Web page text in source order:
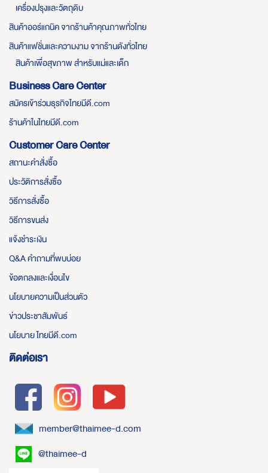
เครื่องปรุงและวัตถุดิบ
สินค้าออร์แกนิค จากร้านค้าคุณภาพทั่วไทย
สินค้าแฟชั่นและความงาม จากร้านดังทั่วไทย
สินค้าเพื่อสุขภาพ สำหรับแม่และเด็ก
Business Care Center
สมัครเข้าร่วมธุรกิจไทยมีดี.com
ร้านค้าในไทยมีดี.com
Customer Care Center
สถานะคำสั่งซื้อ
ประวัติการสั่งซื้อ
วิธีการสั่งซื้อ
วิธีการขนส่ง
แจ้งชำระเงิน
Q&A คำถามที่พบบ่อย
ข้อตกลงและเงื่อนไข
นโยบายความเป็นส่วนตัว
ข่าวประชาสัมพันธ์
นโยบาย ไทยมีดี.com
ติดต่อเรา
member@thaimee-d.com
@thaimee-d